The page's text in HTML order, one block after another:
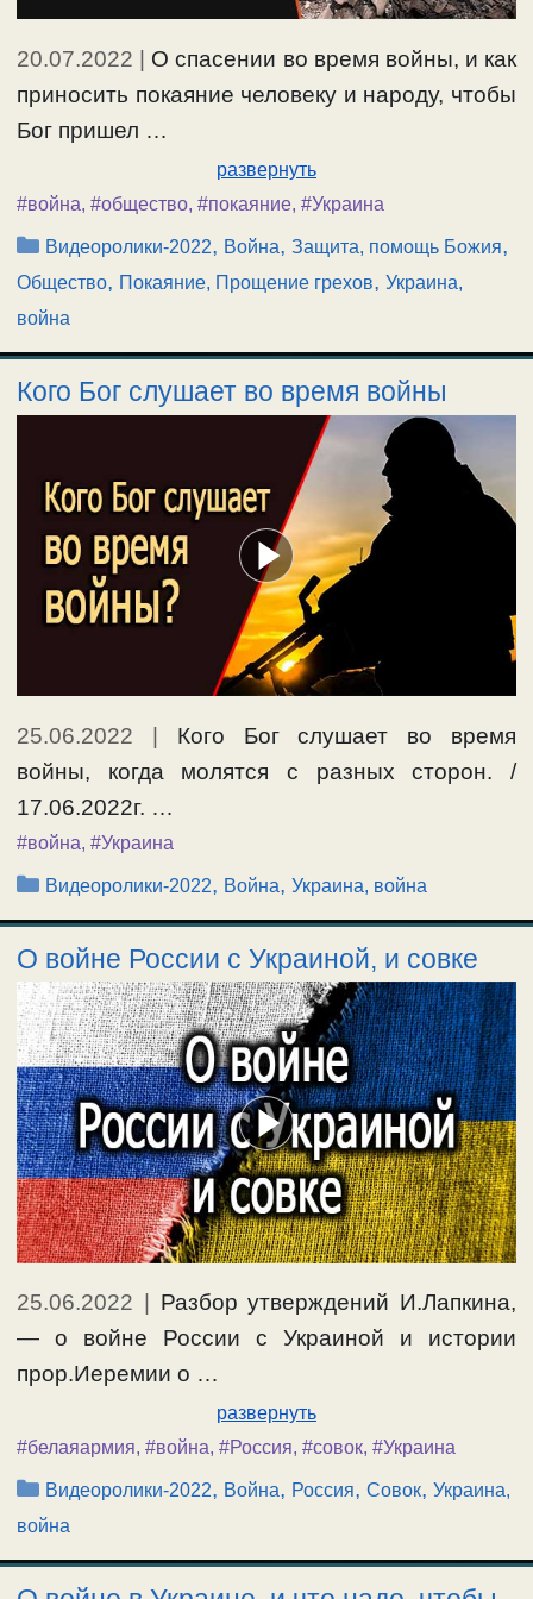
20.07.2022 | О спасении во время войны, и как
приносить покаяние человеку и народу, чтобы
Бог пришел …
развернуть
#война, #общество, #покаяние, #Украина
Рубрики
Видеоролики-2022, Война,Защита, помощь Божия,
Общество, Покаяние, Прощение грехов, Украина,
война
Кого Бог слушает во время войны
25.06.2022 | Кого Бог слушает во время
войны, когда молятся с разных сторон. /
17.06.2022г. …
#война, #Украина
Рубрики
Видеоролики-2022, Война,Украина, война
О войне России с Украиной, и совке
25.06.2022
Разбор утверждений И.Лапкина,
— о войне России с Украиной и истории
прор.Иеремии о …
развернуть
#белаяармия, #война, #Россия, #совок, #Украина
Рубрики
Видеоролики-2022, Война, Россия,Совок,Украина,
война